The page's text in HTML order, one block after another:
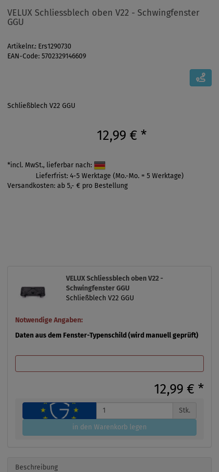
VELUX Schliessblech oben V22 - Schwingfenster
GGU
Artikelnr.: Ers1290730
EAN-Code: 5702329146609
Schließblech V22 GGU
12,99 € *
*incl. MwSt., lieferbar nach:
Lieferfrist: 4-5 Werktage (Mo.-Mo. = 5 Werktage)
Versandkosten: ab 5,- € pro Bestellung
VELUX Schliessblech oben V22 -
Schwingfenster GGU
Schließblech V22 GGU
Notwendige Angaben:
Daten aus dem Fenster-Typenschild (wird manuell geprüft)
12,99 € *
Stk.
in den Warenkorb legen
Beschreibung